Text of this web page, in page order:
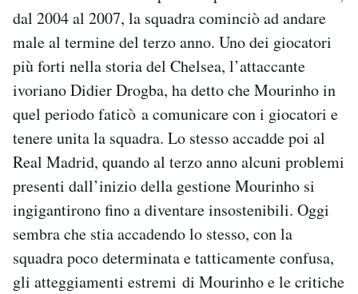
dal 2004 al 2007, la squadra cominciò ad andare
male al termine del terzo anno. Uno dei giocatori
più forti nella storia del Chelsea, l’attaccante
ivoriano Didier Drogba, ha detto che Mourinho in
quel periodo faticò a comunicare con i giocatori e
tenere unita la squadra. Lo stesso accadde poi al
Real Madrid, quando al terzo anno alcuni problemi
presenti dall’inizio della gestione Mourinho si
ingigantirono fino a diventare insostenibili. Oggi
sembra che stia accadendo lo stesso, con la
squadra poco determinata e tatticamente confusa,
gli atteggiamenti estremi di Mourinho e le critiche